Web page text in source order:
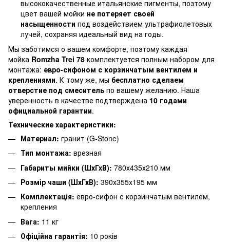
высококачественные итальянские пигменты, поэтому
цвет вашей мойки не потеряет своей
насыщенности под воздействием ультрафиолетовых
лучей, сохраняя идеальный вид на годы.
Мы заботимся о вашем комфорте, поэтому каждая
мойка Romzha Trei 78 комплектуется полным набором для
монтажа: евро-сифоном с корзинчатым вентилем и
креплениями. К тому же, мы бесплатно сделаем
отверстие под смеситель по вашему желанию. Наша
уверенность в качестве подтверждена 10 годами
официальной гарантии.
Технические характеристики:
Материал: гранит (G-Stone)
Тип монтажа: врезная
Габариты мийки (ШхГхВ): 780х435х210 мм
Розмір чаши (ШхГхВ): 390х355х195 мм
Комплектація: евро-сифон с корзинчатым вентилем,
крепления
Вага: 11 кг
Офіційна гарантія: 10 років